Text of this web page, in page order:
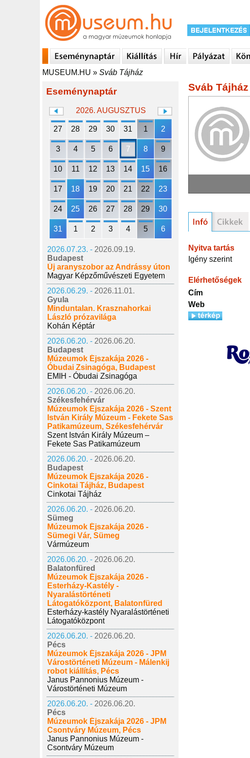
MUSEUM.HU » Sváb Tájház
Eseménynaptár
2026. AUGUSZTUS
27 28 29 30 31 1 2
3 4 5 6 7 8 9
10 11 12 13 14 15 16
17 18 19 20 21 22 23
24 25 26 27 28 29 30
31 1 2 3 4 5 6
2026.07.23. - 2026.09.19.
Budapest
Új aranyszobor az Andrássy úton
Magyar Képzőművészeti Egyetem
2026.06.29. - 2026.11.01.
Gyula
Minduntalan. Krasznahorkai
László prózavilága
Kohán Képtár
2026.06.20. - 2026.06.20.
Budapest
Múzeumok Éjszakája 2026 -
Óbudai Zsinagóga, Budapest
EMIH - Óbudai Zsinagóga
2026.06.20. - 2026.06.20.
Székesfehérvár
Múzeumok Éjszakája 2026 - Szent
István Király Múzeum - Fekete Sas
Patikamúzeum, Székesfehérvár
Szent István Király Múzeum –
Fekete Sas Patikamúzeum
2026.06.20. - 2026.06.20.
Budapest
Múzeumok Éjszakája 2026 -
Cinkotai Tájház, Budapest
Cinkotai Tájház
2026.06.20. - 2026.06.20.
Sümeg
Múzeumok Éjszakája 2026 -
Sümegi Vár, Sümeg
Vármúzeum
2026.06.20. - 2026.06.20.
Balatonfüred
Múzeumok Éjszakája 2026 -
Esterházy-Kastély -
Nyaralástörténeti
Látogatóközpont, Balatonfüred
Esterházy-kastély Nyaralástörténeti
Látogatóközpont
2026.06.20. - 2026.06.20.
Pécs
Múzeumok Éjszakája 2026 - JPM
Várostörténeti Múzeum - Málenkij
robot kiállítás, Pécs
Janus Pannonius Múzeum -
Várostörténeti Múzeum
2026.06.20. - 2026.06.20.
Pécs
Múzeumok Éjszakája 2026 - JPM
Csontváry Múzeum, Pécs
Janus Pannonius Múzeum -
Csontváry Múzeum
Sváb Tájház
Nyitva tartás
Igény szerint
Elérhetőségek
Cím
Web